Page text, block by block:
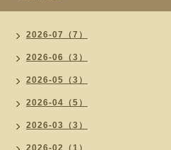
2026-07（7）
2026-06（3）
2026-05（3）
2026-04（5）
2026-03（3）
2026-02（1）